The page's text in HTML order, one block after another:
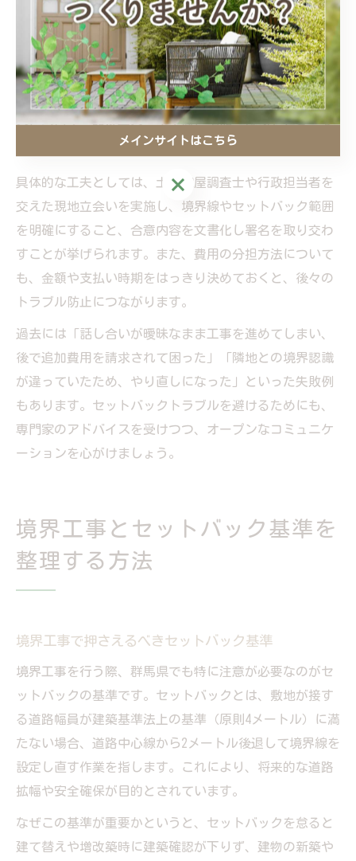
セットバック費用の負担を巡っては、隣地所有者とのト
ラブルや誤解が生じやすいのが実情です。揉めないため
には、事前の情報共有と合意形成が不可欠です。まず
は、セットバックが必要となる基準や費用項目、負担割
合について、関係者全員で丁寧に説明・確認を行うこと
具体的な工夫としては、土地家屋調査士や行政担当者を
交えた現地立会いを実施し、境界線やセットバック範囲
を明確にすること、合意内容を文書化し署名を取り交わ
すことが挙げられます。また、費用の分担方法について
も、金額や支払い時期をはっきり決めておくと、後々の
トラブル防止につながります。
過去には「話し合いが曖昧なまま工事を進めてしまい、
後で追加費用を請求されて困った」「隣地との境界認識
が違っていたため、やり直しになった」といった失敗例
もあります。セットバックトラブルを避けるためにも、
専門家のアドバイスを受けつつ、オープンなコミュニケ
ーションを心がけましょう。
境界工事とセットバック基準を
整理する方法
境界工事で押さえるべきセットバック基準
境界工事を行う際、群馬県でも特に注意が必要なのがセ
ットバックの基準です。セットバックとは、敷地が接す
る道路幅員が建築基準法上の基準（原則4メートル）に満
たない場合、道路中心線から2メートル後退して境界線を
設定し直す作業を指します。これにより、将来的な道路
拡幅や安全確保が目的とされています。
なぜこの基準が重要かというと、セットバックを怠ると
建て替えや増改築時に建築確認が下りず、建物の新築や
メインサイトはこちら
メインサイトはこちら